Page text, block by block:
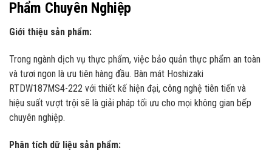
Phẩm Chuyên Nghiệp
Giới thiệu sản phẩm:
Trong ngành dịch vụ thực phẩm, việc bảo quản thực phẩm an toàn
và tươi ngon là ưu tiên hàng đầu. Bàn mát Hoshizaki
RTDW187MS4-222 với thiết kế hiện đại, công nghệ tiên tiến và
hiệu suất vượt trội sẽ là giải pháp tối ưu cho mọi không gian bếp
chuyên nghiệp.
Phân tích dữ liệu sản phẩm: